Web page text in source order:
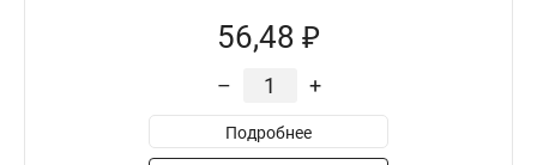
56,48 ₽
– +
Подробнее